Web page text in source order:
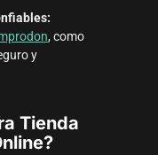
, como
y
Tienda